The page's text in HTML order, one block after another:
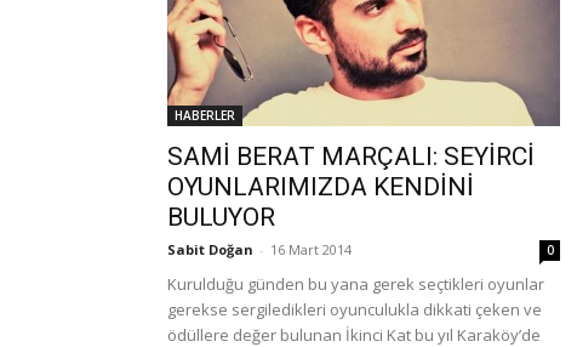
HABERLER
SAMİ BERAT MARÇALI: SEYİRCİ
OYUNLARIMIZDA KENDİNİ
BULUYOR
Sabit Doğan - 16 Mart 2014 0
Kurulduğu günden bu yana gerek seçtikleri oyunlar
gerekse sergiledikleri oyunculukla dikkati çeken ve
ödüllere değer bulunan İkinci Kat bu yıl Karaköy’de